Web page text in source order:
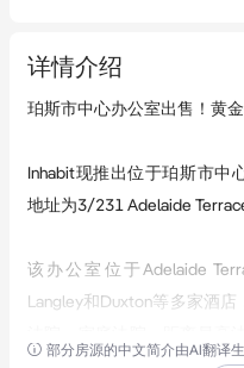
详情介绍
珀斯市中心办公室出售！黄金
Inhabit现推出位于珀斯市中
地址为3/231 Adelaide
该办公室位于Adelaide
Langley和Duxton等多家酒
部分房源的中文简介由AI翻译